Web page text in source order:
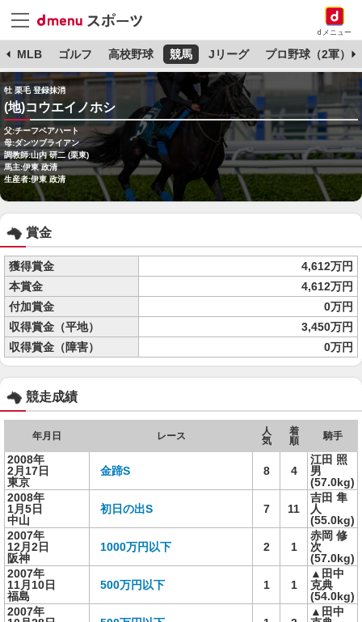
dメニュー
MLB ゴルフ 高校野球 競馬 Jリーグ プロ野球（2軍）
牡 栗毛 登録抹消
(地)コウエイノホシ
父:チーフベアハート
母:ダンツブライアン
調教師:山内 研二 (栗東)
馬主:伊東 政清
生産者:伊東 政清
賞金
獲得賞金
4,612万円
本賞金
4,612万円
付加賞金
0万円
収得賞金（平地）
3,450万円
収得賞金（障害）
0万円
競走成績
年月日 レース
人
気
着
順
騎手
2008年
2月17日
東京
金蹄S 8 4
江田 照
男
(57.0kg)
2008年
1月5日
中山
初日の出S 7 11
吉田 隼
人
(55.0kg)
2007年
12月2日
阪神
1000万円以下 2 1
赤岡 修
次
(57.0kg)
2007年
11月10日
福島
500万円以下 1 1
▲田中
克典
(54.0kg)
2007年
▲田中